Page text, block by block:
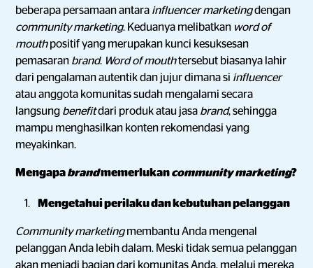
beberapa persamaan antara influencer marketingdengan
community marketing. Keduanya melibatkan word of
mouthpositif yang merupakan kunci kesuksesan
pemasaran brand. Word of mouthtersebut biasanya lahir
dari pengalaman autentik dan jujur dimana si influencer
atau anggota komunitas sudah mengalami secara
langsung benefitdari produk atau jasa brand, sehingga
mampu menghasilkan konten rekomendasi yang
meyakinkan.
Mengapabrandmemerlukancommunity marketing?
Mengetahui perilaku dan kebutuhan pelanggan
Community marketingmembantu Anda mengenal
pelanggan Anda lebih dalam. Meski tidak semua pelanggan
akan menjadi bagian dari komunitas Anda, melalui mereka